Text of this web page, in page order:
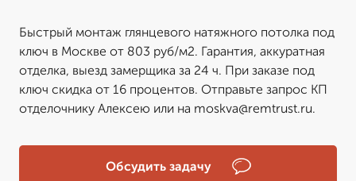
Быстрый монтаж глянцевого натяжного потолка под
ключ в Москве от 803 руб/м2. Гарантия, аккуратная
отделка, выезд замерщика за 24 ч. При заказе под
ключ скидка от 16 процентов. Отправьте запрос КП
отделочнику Алексею или на moskva@remtrust.ru.
Обсудить задачу